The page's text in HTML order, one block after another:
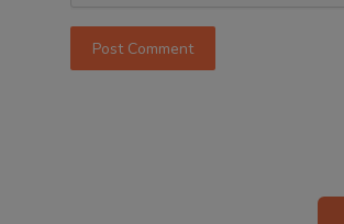
Post Comment